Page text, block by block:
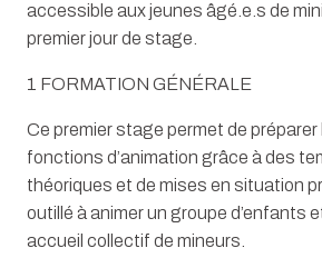
accessible aux jeunes âgé.e.s de
premier jour de stage.
1 FORMATION GÉNÉRALE
Ce premier stage permet de
fonctions d’animation grâce à des
théoriques et de mises en situation
outillé à animer un groupe d’enfants
accueil collectif de mineurs.